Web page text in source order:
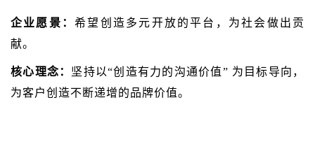
企业愿景：希望创造多元开放的平台，为社会做出贡
献。
核心理念： 坚持以“创造有力的沟通价值” 为目标导向，
为客户创造不断递增的品牌价值。